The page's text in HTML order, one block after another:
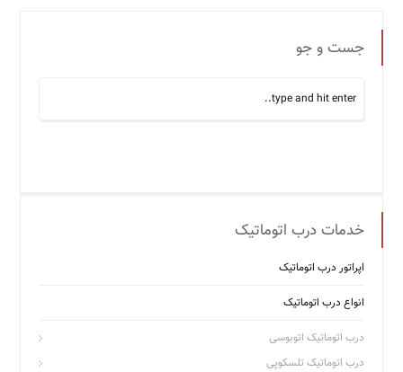
جست و جو
خدمات درب اتوماتیک
اپراتور درب اتوماتیک
انواع درب اتوماتیک
درب اتوماتیک اتوبوسی
درب اتوماتیک تلسکوپی